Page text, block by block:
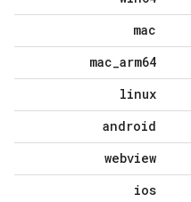
mac
mac_arm64
linux
android
webview
ios